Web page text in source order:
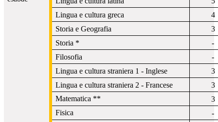
Lingua e cultura greca
4
Storia e Geografia
3
Storia *
-
Filosofia
-
Lingua e cultura straniera 1 - Inglese
3
Lingua e cultura straniera 2 - Francese
3
Matematica **
3
Fisica
-